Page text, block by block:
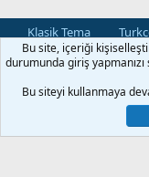
Klasik Tema
Bize Ulaşın
Kullanım
R
S
Community platform by
[XGT] Forum statistics
Bu site, içeriği
durumunda giriş
Bu siteyi kullanmaya